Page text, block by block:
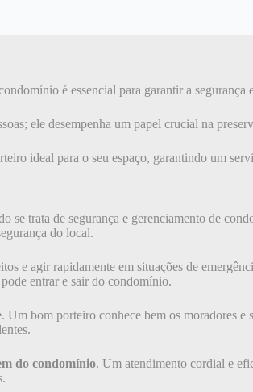
é essencial para garantir a
ele desempenha um papel crucial na
ideal para o seu espaço, garantindo um
se trata de segurança e gerenciamento de
do local.
e agir rapidamente em situações de
entrar e sair do condomínio.
. Um bom porteiro conhece bem os moradores
do condomínio. Um atendimento cordial e